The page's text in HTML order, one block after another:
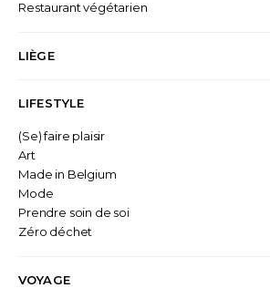
Restaurant végétarien
LIÈGE
LIFESTYLE
(Se) faire plaisir
Art
Made in Belgium
Mode
Prendre soin de soi
Zéro déchet
VOYAGE